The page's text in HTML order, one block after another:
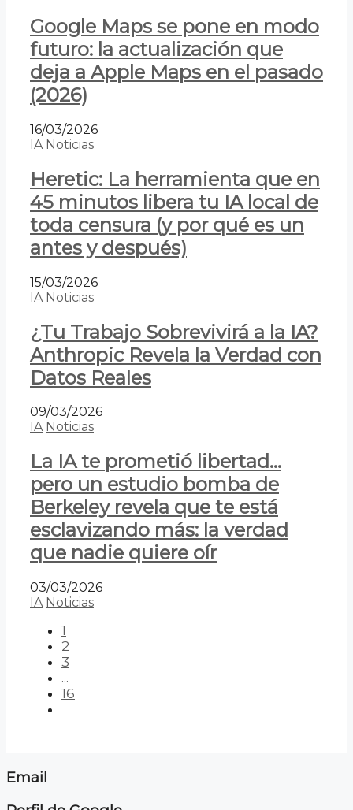
Google Maps se pone en modo
futuro: la actualización que
deja a Apple Maps en el pasado
(2026)
16/03/2026
IA Noticias
Heretic: La herramienta que en
45 minutos libera tu IA local de
toda censura (y por qué es un
antes y después)
15/03/2026
IA Noticias
¿Tu Trabajo Sobrevivirá a la IA?
Anthropic Revela la Verdad con
Datos Reales
09/03/2026
IA Noticias
La IA te prometió libertad…
pero un estudio bomba de
Berkeley revela que te está
esclavizando más: la verdad
que nadie quiere oír
03/03/2026
IA Noticias
1
2
3
...
16
Email